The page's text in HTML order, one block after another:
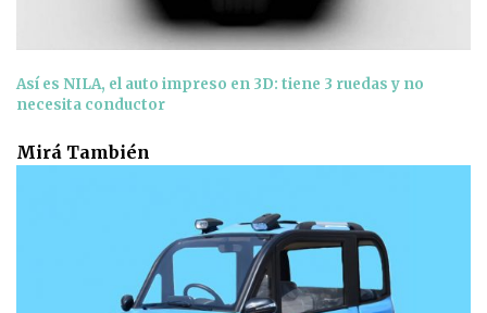
Así es NILA, el auto impreso en 3D: tiene 3 ruedas y no
necesita conductor
Mirá También